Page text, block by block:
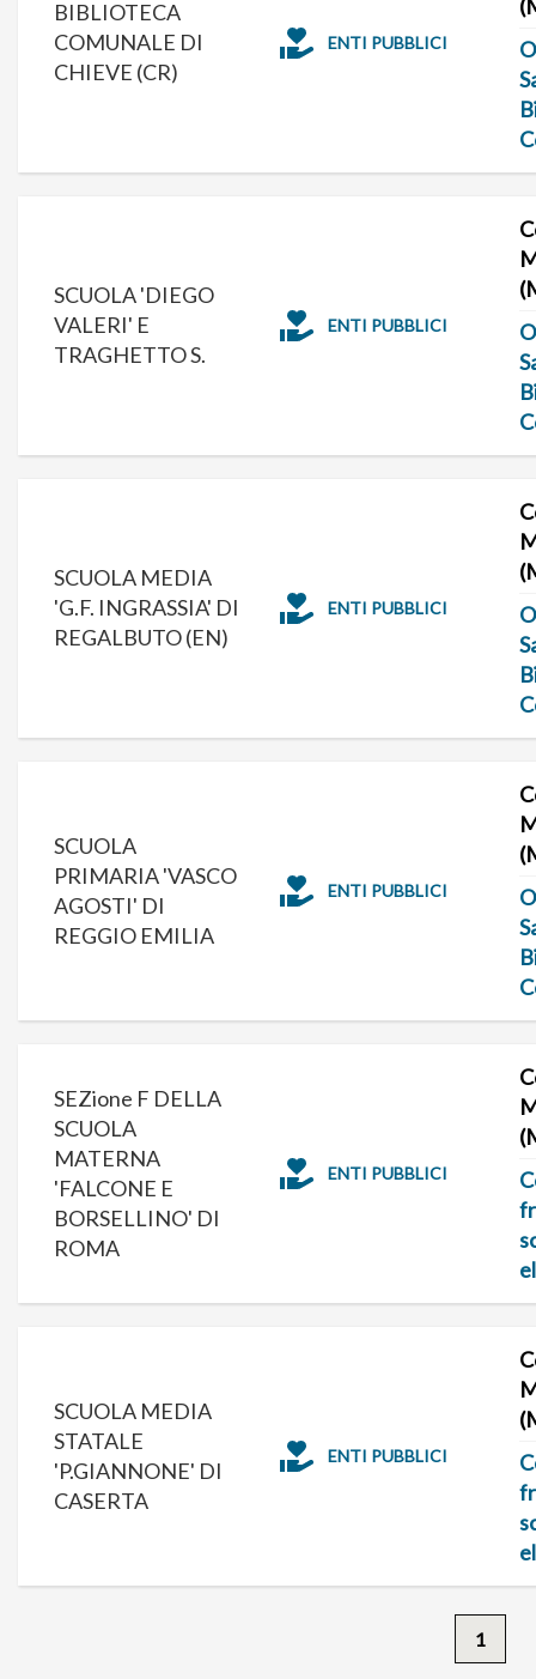
BIBLIOTECA
COMUNALE DI
CHIEVE (CR)
ENTI PUBBLICI
SCUOLA 'DIEGO
VALERI' E
TRAGHETTO S.
ENTI PUBBLICI
SCUOLA MEDIA
'G.F. INGRASSIA' DI
REGALBUTO (EN)
ENTI PUBBLICI
SCUOLA
PRIMARIA 'VASCO
AGOSTI' DI
REGGIO EMILIA
ENTI PUBBLICI
SEZione F DELLA
SCUOLA
MATERNA
'FALCONE E
BORSELLINO' DI
ROMA
ENTI PUBBLICI
SCUOLA MEDIA
STATALE
'P.GIANNONE' DI
CASERTA
ENTI PUBBLICI
1